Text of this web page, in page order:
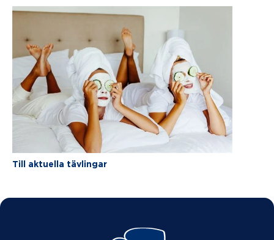
Till aktuella tävlingar